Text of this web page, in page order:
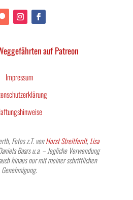
auf Patreon
Impressum
Fotos z.T. vonHorst Streitferdt, Lisa
Baars u.a. – Jegliche Verwendung
hinaus nur mit meiner schriftlichen
Genehmigung.